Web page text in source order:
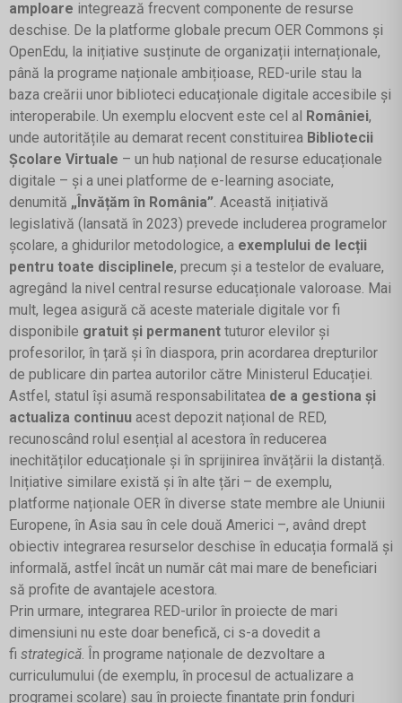
amploare integrează frecvent componente de resurse
deschise. De la platforme globale precum OER Commons și
OpenEdu, la inițiative susținute de organizații internaționale,
până la programe naționale ambițioase, RED-urile stau la
baza creării unor biblioteci educaționale digitale accesibile și
interoperabile. Un exemplu elocvent este cel al României,
unde autoritățile au demarat recent constituirea Bibliotecii
Școlare Virtuale – un hub național de resurse educaționale
digitale – și a unei platforme de e-learning asociate,
denumită „Învățăm în România”. Această inițiativă
legislativă (lansată în 2023) prevede includerea programelor
școlare, a ghidurilor metodologice, a exemplului de lecții
pentru toate disciplinele, precum și a testelor de evaluare,
agregând la nivel central resurse educaționale valoroase. Mai
mult, legea asigură că aceste materiale digitale vor fi
disponibile gratuit și permanent tuturor elevilor și
profesorilor, în țară și în diaspora, prin acordarea drepturilor
de publicare din partea autorilor către Ministerul Educației.
Astfel, statul își asumă responsabilitatea de a gestiona și
actualiza continuu acest depozit național de RED,
recunoscând rolul esențial al acestora în reducerea
inechităților educaționale și în sprijinirea învățării la distanță.
Inițiative similare există și în alte țări – de exemplu,
platforme naționale OER în diverse state membre ale Uniunii
Europene, în Asia sau în cele două Americi –, având drept
obiectiv integrarea resurselor deschise în educația formală și
informală, astfel încât un număr cât mai mare de beneficiari
să profite de avantajele acestora.
Prin urmare, integrarea RED-urilor în proiecte de mari
dimensiuni nu este doar benefică, ci s-a dovedit a
fi strategică. În programe naționale de dezvoltare a
curriculumului (de exemplu, în procesul de actualizare a
programei școlare) sau în proiecte finanțate prin fonduri